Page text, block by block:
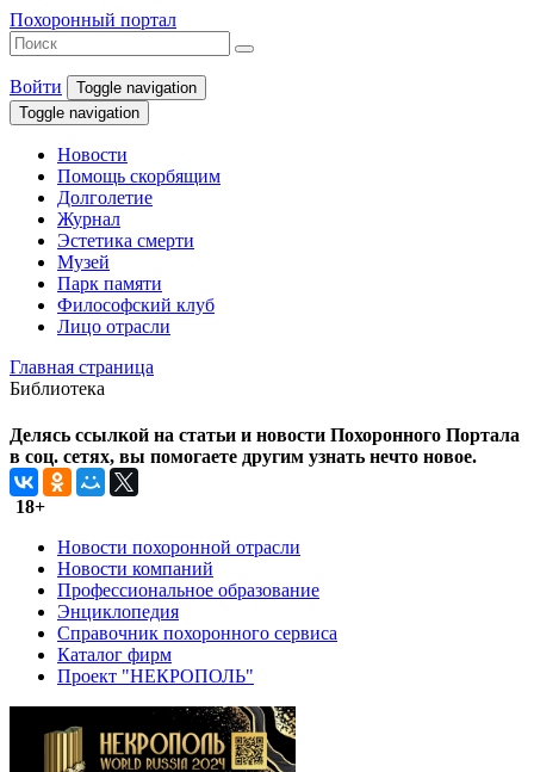
Похоронный портал
Войти
Toggle navigation
Toggle navigation
Новости
Помощь скорбящим
Долголетие
Журнал
Эстетика смерти
Музей
Парк памяти
Философский клуб
Лицо отрасли
Главная страница
Библиотека
Делясь ссылкой на статьи и новости Похоронного Портала
в соц. сетях, вы помогаете другим узнать нечто новое.
18+
Новости похоронной отрасли
Новости компаний
Профессиональное образование
Энциклопедия
Справочник похоронного сервиса
Каталог фирм
Проект "НЕКРОПОЛЬ"